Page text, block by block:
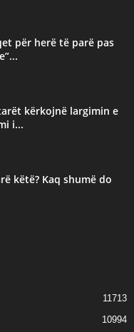
për herë të parë pas
kërkojnë largimin e
i...
këtë? Kaq shumë do
11713
10994